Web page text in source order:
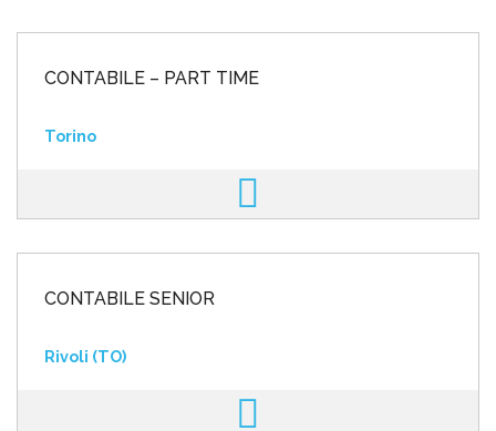
CONTABILE – PART TIME
Torino
CONTABILE SENIOR
Rivoli (TO)